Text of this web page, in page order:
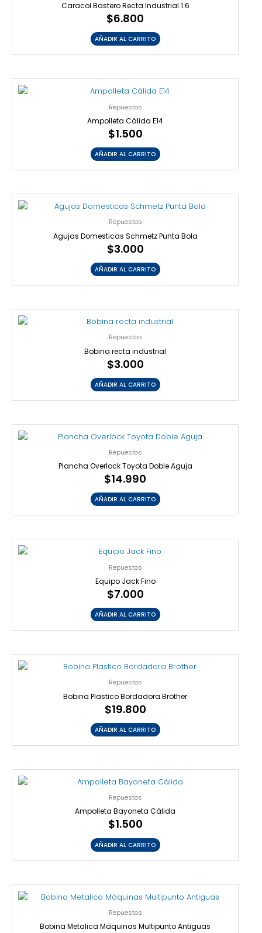
Caracol Bastero Recta Industrial 1.6
$6.800
AÑADIR AL CARRITO
Repuestos
Ampolleta Cálida E14
$1.500
AÑADIR AL CARRITO
Repuestos
Agujas Domesticas Schmetz Punta Bola
$3.000
AÑADIR AL CARRITO
Repuestos
Bobina recta industrial
$3.000
AÑADIR AL CARRITO
Repuestos
Plancha Overlock Toyota Doble Aguja
$14.990
AÑADIR AL CARRITO
Repuestos
Equipo Jack Fino
$7.000
AÑADIR AL CARRITO
Repuestos
Bobina Plastico Bordadora Brother
$19.800
AÑADIR AL CARRITO
Repuestos
Ampolleta Bayoneta Cálida
$1.500
AÑADIR AL CARRITO
Repuestos
Bobina Metalica Máquinas Multipunto Antiguas